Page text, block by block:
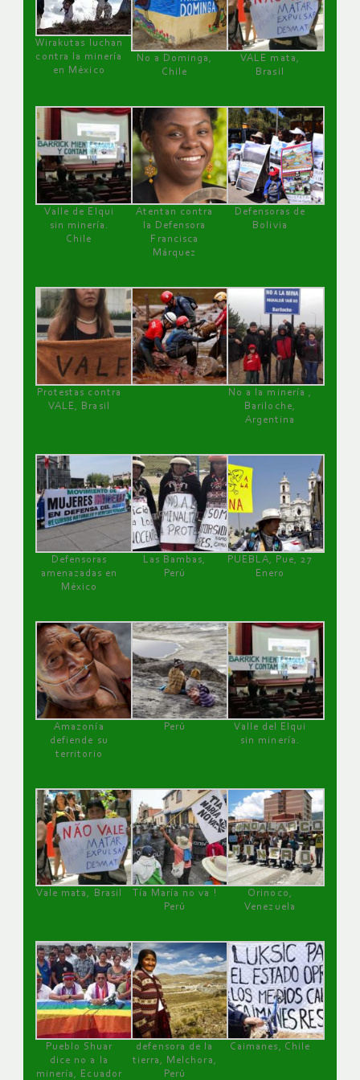
Wirakutas luchan
contra la minería
en México
No a Dominga,
Chile
VALE mata,
Brasil
Valle de Elqui
sin minería.
Chile
Atentan contra
la Defensora
Francisca
Márquez
Defensoras de
Bolivia
Protestas contra
VALE, Brasil
No a la minería ,
Bariloche,
Argentina
Defensoras
amenazadas en
México
Las Bambas,
Perú
PUEBLA, Pue, 27
Enero
Amazonía
defiende su
territorio
Perú
Valle del Elqui
sin minería.
Vale mata, Brasil
Tía María no va !
Perú
Orinoco,
Venezuela
Pueblo Shuar
dice no a la
minería, Ecuador
defensora de la
tierra, Melchora,
Perú
Caimanes, Chile